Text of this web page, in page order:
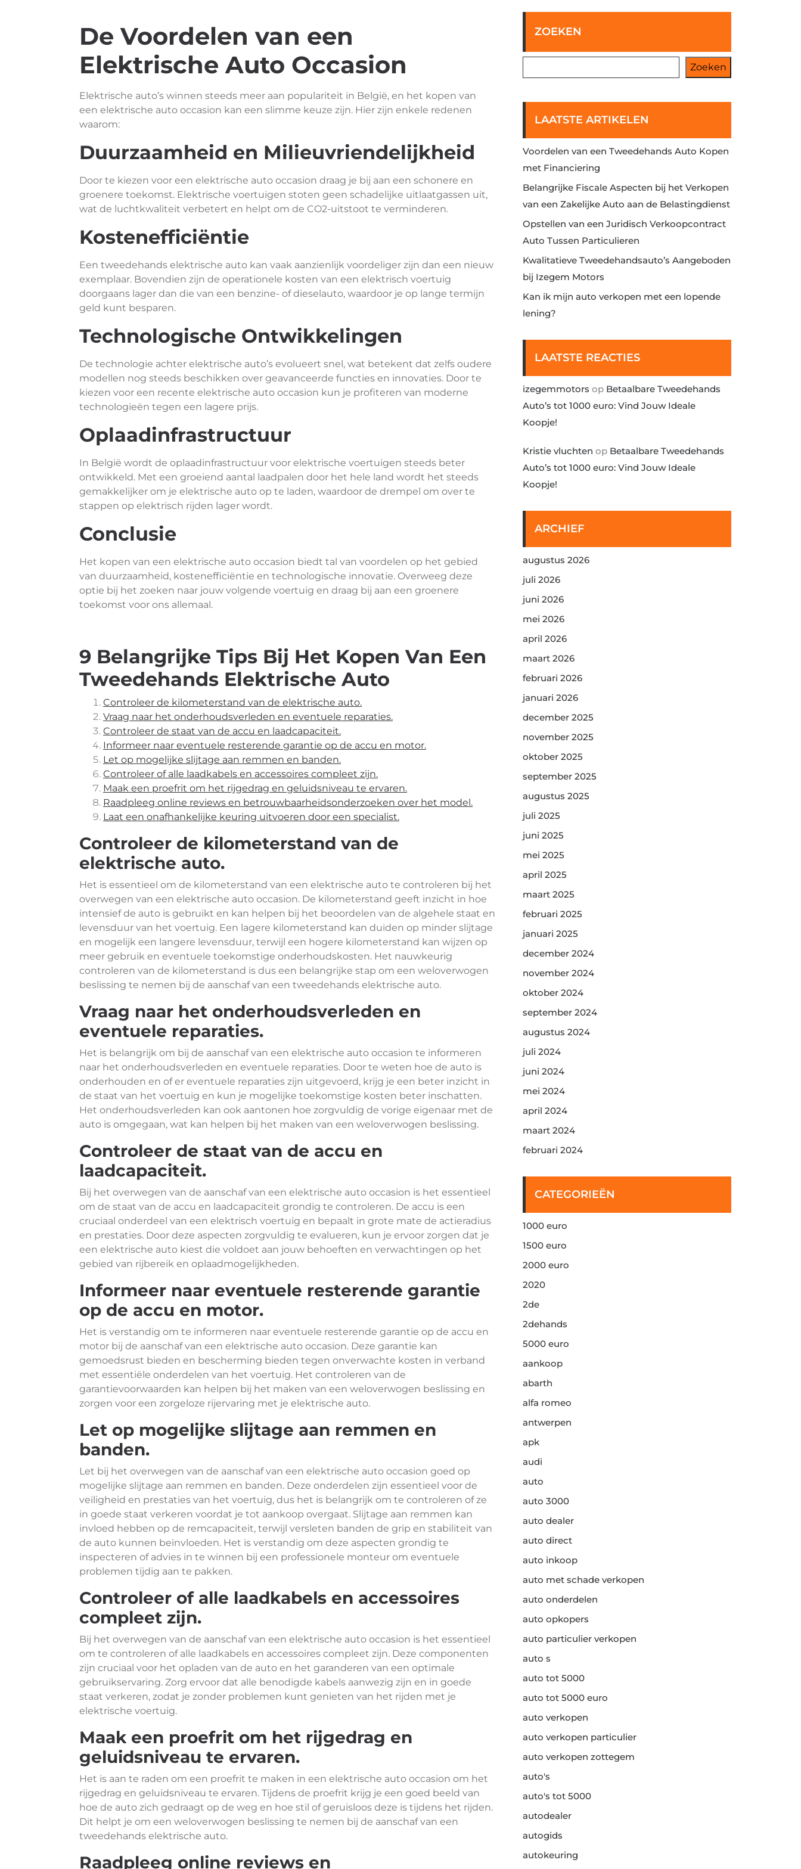
De Voordelen van een
Elektrische Auto Occasion
Elektrische auto’s winnen steeds meer aan populariteit in België, en het kopen van
een elektrische auto occasion kan een slimme keuze zijn. Hier zijn enkele redenen
waarom:
Duurzaamheid en Milieuvriendelijkheid
Door te kiezen voor een elektrische auto occasion draag je bij aan een schonere en
groenere toekomst. Elektrische voertuigen stoten geen schadelijke uitlaatgassen uit,
wat de luchtkwaliteit verbetert en helpt om de CO2-uitstoot te verminderen.
Kostenefficiëntie
Een tweedehands elektrische auto kan vaak aanzienlijk voordeliger zijn dan een nieuw
exemplaar. Bovendien zijn de operationele kosten van een elektrisch voertuig
doorgaans lager dan die van een benzine- of dieselauto, waardoor je op lange termijn
geld kunt besparen.
Technologische Ontwikkelingen
De technologie achter elektrische auto’s evolueert snel, wat betekent dat zelfs oudere
modellen nog steeds beschikken over geavanceerde functies en innovaties. Door te
kiezen voor een recente elektrische auto occasion kun je profiteren van moderne
technologieën tegen een lagere prijs.
Oplaadinfrastructuur
In België wordt de oplaadinfrastructuur voor elektrische voertuigen steeds beter
ontwikkeld. Met een groeiend aantal laadpalen door het hele land wordt het steeds
gemakkelijker om je elektrische auto op te laden, waardoor de drempel om over te
stappen op elektrisch rijden lager wordt.
Conclusie
Het kopen van een elektrische auto occasion biedt tal van voordelen op het gebied
van duurzaamheid, kostenefficiëntie en technologische innovatie. Overweeg deze
optie bij het zoeken naar jouw volgende voertuig en draag bij aan een groenere
toekomst voor ons allemaal.
9 Belangrijke Tips Bij Het Kopen Van Een
Tweedehands Elektrische Auto
Controleer de kilometerstand van de elektrische auto.
Vraag naar het onderhoudsverleden en eventuele reparaties.
Controleer de staat van de accu en laadcapaciteit.
Informeer naar eventuele resterende garantie op de accu en motor.
Let op mogelijke slijtage aan remmen en banden.
Controleer of alle laadkabels en accessoires compleet zijn.
Maak een proefrit om het rijgedrag en geluidsniveau te ervaren.
Raadpleeg online reviews en betrouwbaarheidsonderzoeken over het model.
Laat een onafhankelijke keuring uitvoeren door een specialist.
Controleer de kilometerstand van de
elektrische auto.
Het is essentieel om de kilometerstand van een elektrische auto te controleren bij het
overwegen van een elektrische auto occasion. De kilometerstand geeft inzicht in hoe
intensief de auto is gebruikt en kan helpen bij het beoordelen van de algehele staat en
levensduur van het voertuig. Een lagere kilometerstand kan duiden op minder slijtage
en mogelijk een langere levensduur, terwijl een hogere kilometerstand kan wijzen op
meer gebruik en eventuele toekomstige onderhoudskosten. Het nauwkeurig
controleren van de kilometerstand is dus een belangrijke stap om een weloverwogen
beslissing te nemen bij de aanschaf van een tweedehands elektrische auto.
Vraag naar het onderhoudsverleden en
eventuele reparaties.
Het is belangrijk om bij de aanschaf van een elektrische auto occasion te informeren
naar het onderhoudsverleden en eventuele reparaties. Door te weten hoe de auto is
onderhouden en of er eventuele reparaties zijn uitgevoerd, krijg je een beter inzicht in
de staat van het voertuig en kun je mogelijke toekomstige kosten beter inschatten.
Het onderhoudsverleden kan ook aantonen hoe zorgvuldig de vorige eigenaar met de
auto is omgegaan, wat kan helpen bij het maken van een weloverwogen beslissing.
Controleer de staat van de accu en
laadcapaciteit.
Bij het overwegen van de aanschaf van een elektrische auto occasion is het essentieel
om de staat van de accu en laadcapaciteit grondig te controleren. De accu is een
cruciaal onderdeel van een elektrisch voertuig en bepaalt in grote mate de actieradius
en prestaties. Door deze aspecten zorgvuldig te evalueren, kun je ervoor zorgen dat je
een elektrische auto kiest die voldoet aan jouw behoeften en verwachtingen op het
gebied van rijbereik en oplaadmogelijkheden.
Informeer naar eventuele resterende garantie
op de accu en motor.
Het is verstandig om te informeren naar eventuele resterende garantie op de accu en
motor bij de aanschaf van een elektrische auto occasion. Deze garantie kan
gemoedsrust bieden en bescherming bieden tegen onverwachte kosten in verband
met essentiële onderdelen van het voertuig. Het controleren van de
garantievoorwaarden kan helpen bij het maken van een weloverwogen beslissing en
zorgen voor een zorgeloze rijervaring met je elektrische auto.
Let op mogelijke slijtage aan remmen en
banden.
Let bij het overwegen van de aanschaf van een elektrische auto occasion goed op
mogelijke slijtage aan remmen en banden. Deze onderdelen zijn essentieel voor de
veiligheid en prestaties van het voertuig, dus het is belangrijk om te controleren of ze
in goede staat verkeren voordat je tot aankoop overgaat. Slijtage aan remmen kan
invloed hebben op de remcapaciteit, terwijl versleten banden de grip en stabiliteit van
de auto kunnen beïnvloeden. Het is verstandig om deze aspecten grondig te
inspecteren of advies in te winnen bij een professionele monteur om eventuele
problemen tijdig aan te pakken.
Controleer of alle laadkabels en accessoires
compleet zijn.
Bij het overwegen van de aanschaf van een elektrische auto occasion is het essentieel
om te controleren of alle laadkabels en accessoires compleet zijn. Deze componenten
zijn cruciaal voor het opladen van de auto en het garanderen van een optimale
gebruikservaring. Zorg ervoor dat alle benodigde kabels aanwezig zijn en in goede
staat verkeren, zodat je zonder problemen kunt genieten van het rijden met je
elektrische voertuig.
Maak een proefrit om het rijgedrag en
geluidsniveau te ervaren.
Het is aan te raden om een proefrit te maken in een elektrische auto occasion om het
rijgedrag en geluidsniveau te ervaren. Tijdens de proefrit krijg je een goed beeld van
hoe de auto zich gedraagt op de weg en hoe stil of geruisloos deze is tijdens het rijden.
Dit helpt je om een weloverwogen beslissing te nemen bij de aanschaf van een
tweedehands elektrische auto.
Raadpleeg online reviews en
ZOEKEN
Zoeken
LAATSTE ARTIKELEN
Voordelen van een Tweedehands Auto Kopen
met Financiering
Belangrijke Fiscale Aspecten bij het Verkopen
van een Zakelijke Auto aan de Belastingdienst
Opstellen van een Juridisch Verkoopcontract
Auto Tussen Particulieren
Kwalitatieve Tweedehandsauto’s Aangeboden
bij Izegem Motors
Kan ik mijn auto verkopen met een lopende
lening?
LAATSTE REACTIES
izegemmotors op Betaalbare Tweedehands
Auto’s tot 1000 euro: Vind Jouw Ideale
Koopje!
Kristie vluchten op Betaalbare Tweedehands
Auto’s tot 1000 euro: Vind Jouw Ideale
Koopje!
ARCHIEF
augustus 2026
juli 2026
juni 2026
mei 2026
april 2026
maart 2026
februari 2026
januari 2026
december 2025
november 2025
oktober 2025
september 2025
augustus 2025
juli 2025
juni 2025
mei 2025
april 2025
maart 2025
februari 2025
januari 2025
december 2024
november 2024
oktober 2024
september 2024
augustus 2024
juli 2024
juni 2024
mei 2024
april 2024
maart 2024
februari 2024
CATEGORIEËN
1000 euro
1500 euro
2000 euro
2020
2de
2dehands
5000 euro
aankoop
abarth
alfa romeo
antwerpen
apk
audi
auto
auto 3000
auto dealer
auto direct
auto inkoop
auto met schade verkopen
auto onderdelen
auto opkopers
auto particulier verkopen
auto s
auto tot 5000
auto tot 5000 euro
auto verkopen
auto verkopen particulier
auto verkopen zottegem
auto's
auto's tot 5000
autodealer
autogids
autokeuring